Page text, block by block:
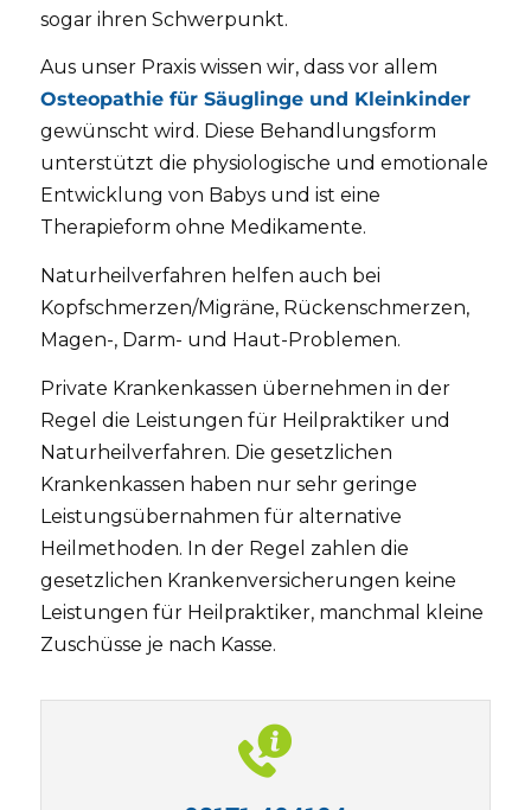
sogar ihren Schwerpunkt.
Aus unser Praxis wissen wir, dass vor allem
Osteopathie für Säuglinge und Kleinkinder
gewünscht wird. Diese Behandlungsform
unterstützt die physiologische und emotionale
Entwicklung von Babys und ist eine
Therapieform ohne Medikamente.
Naturheilverfahren helfen auch bei
Kopfschmerzen/Migräne, Rückenschmerzen,
Magen-, Darm- und Haut-Problemen.
Private Krankenkassen übernehmen in der
Regel die Leistungen für Heilpraktiker und
Naturheilverfahren. Die gesetzlichen
Krankenkassen haben nur sehr geringe
Leistungsübernahmen für alternative
Heilmethoden. In der Regel zahlen die
gesetzlichen Krankenversicherungen keine
Leistungen für Heilpraktiker, manchmal kleine
Zuschüsse je nach Kasse.